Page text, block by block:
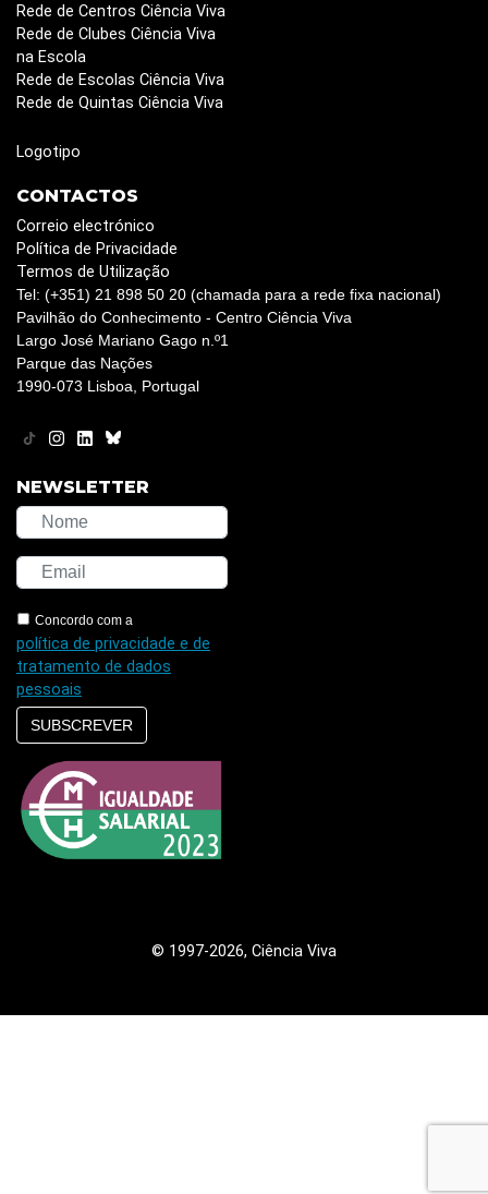
Rede de Centros Ciência Viva
Rede de Clubes Ciência Viva
na Escola
Rede de Escolas Ciência Viva
Rede de Quintas Ciência Viva
Logotipo
CONTACTOS
Correio electrónico
Política de Privacidade
Termos de Utilização
Tel: (+351) 21 898 50 20 (chamada para a rede fixa nacional)
Pavilhão do Conhecimento - Centro Ciência Viva
Largo José Mariano Gago n.º1
Parque das Nações
1990-073 Lisboa, Portugal
NEWSLETTER
Concordo com a
política de privacidade e de
tratamento de dados
pessoais
SUBSCREVER
© 1997-2026, Ciência Viva